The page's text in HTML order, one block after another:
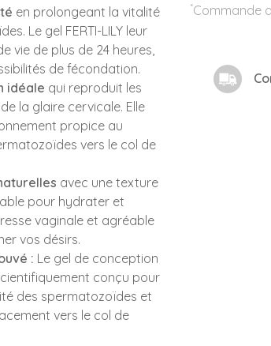
*Commande
en prolongeant la vitalité
Le gel FERTI-LILY leur
vie de plus de 24 heures,
de fécondation.
idéale qui reproduit les
la glaire cervicale. Elle
propice au
vers le col de
avec une texture
pour hydrater et
vaginale et agréable
vos désirs.
: Le gel de conception
scientifiquement conçu pour
des spermatozoïdes et
vers le col de